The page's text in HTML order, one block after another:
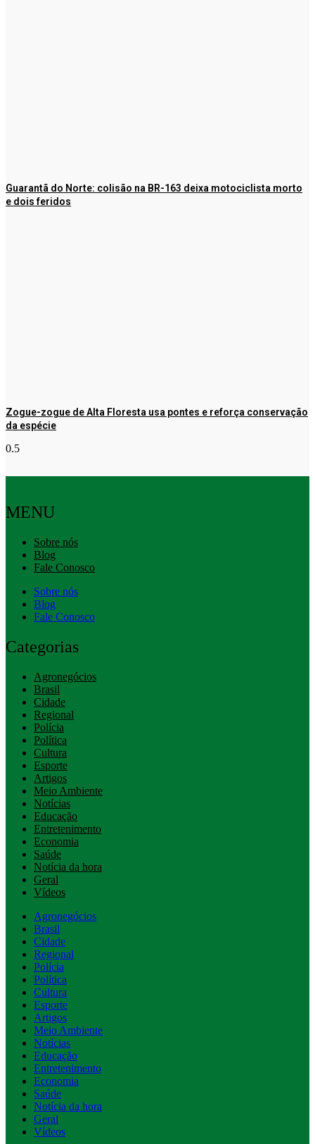
Guarantã do Norte: colisão na BR-163 deixa motociclista morto
e dois feridos
Zogue-zogue de Alta Floresta usa pontes e reforça conservação
da espécie
MENU
Sobre nós
Blog
Fale Conosco
Sobre nós
Blog
Fale Conosco
Categorias
Agronegócios
Brasil
Cidade
Regional
Polícia
Política
Cultura
Esporte
Artigos
Meio Ambiente
Notícias
Educação
Entretenimento
Economia
Saúde
Notícia da hora
Geral
Vídeos
Agronegócios
Brasil
Cidade
Regional
Polícia
Política
Cultura
Esporte
Artigos
Meio Ambiente
Notícias
Educação
Entretenimento
Economia
Saúde
Notícia da hora
Geral
Vídeos